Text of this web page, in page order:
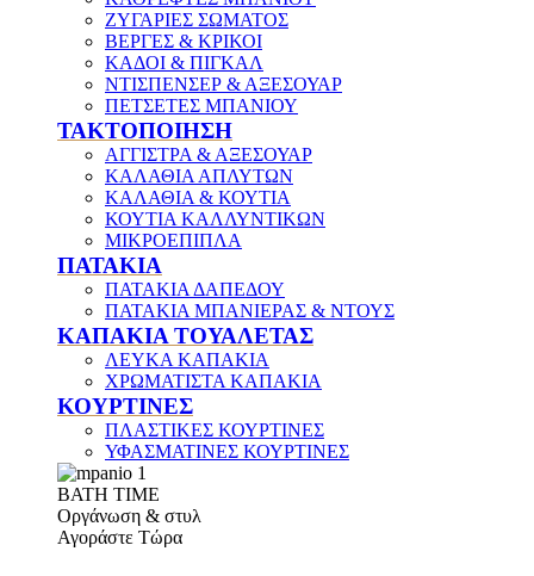
ΖΥΓΑΡΙΕΣ ΣΩΜΑΤΟΣ
ΒΕΡΓΕΣ & ΚΡΙΚΟΙ
ΚΑΔΟΙ & ΠΙΓΚΑΛ
ΝΤΙΣΠΕΝΣΕΡ & ΑΞΕΣΟΥΑΡ
ΠΕΤΣΕΤΕΣ ΜΠΑΝΙΟΥ
ΤΑΚΤΟΠΟΙΗΣΗ
ΑΓΓΙΣΤΡΑ & ΑΞΕΣΟΥΑΡ
ΚΑΛΑΘΙΑ ΑΠΛΥΤΩΝ
ΚΑΛΑΘΙΑ & ΚΟΥΤΙΑ
ΚΟΥΤΙΑ ΚΑΛΛΥΝΤΙΚΩΝ
ΜΙΚΡΟΕΠΙΠΛΑ
ΠΑΤΑΚΙΑ
ΠΑΤΑΚΙΑ ΔΑΠΕΔΟΥ
ΠΑΤΑΚΙΑ ΜΠΑΝΙΕΡΑΣ & ΝΤΟΥΣ
ΚΑΠΑΚΙΑ ΤΟΥΑΛΕΤΑΣ
ΛΕΥΚΑ ΚΑΠΑΚΙΑ
ΧΡΩΜΑΤΙΣΤΑ ΚΑΠΑΚΙΑ
ΚΟΥΡΤΙΝΕΣ
ΠΛΑΣΤΙΚΕΣ ΚΟΥΡΤΙΝΕΣ
ΥΦΑΣΜΑΤΙΝΕΣ ΚΟΥΡΤΙΝΕΣ
ΒΑΤΗ ΤΙΜΕ
Οργάνωση & στυλ
Αγοράστε Τώρα